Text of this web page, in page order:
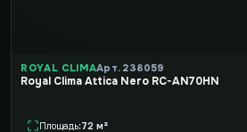
ROYAL CLIMAАрт. 238059
Royal Clima Attica Nero RC-AN70HN
Площадь 72 м²